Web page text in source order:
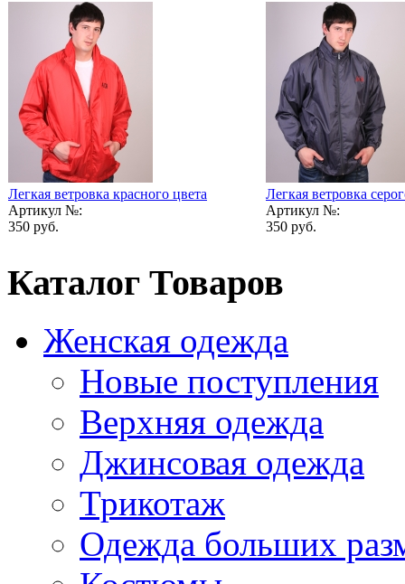
Легкая ветровка красного цвета
Артикул №:
350 руб.
Легкая ветровка
Артикул №:
350 руб.
Каталог Товаров
Женская одежда
Новые поступления
Верхняя одежда
Джинсовая одежда
Трикотаж
Одежда больших